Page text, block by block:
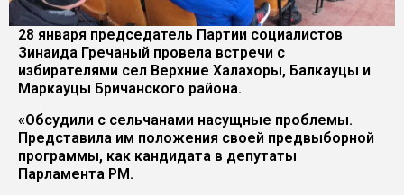
28 января председатель Партии социалистов
Зинаида Гречаный провела встречи с
избирателями сел Верхние Халахоры, Балкауцы и
Маркауцы Бричанского района.
«Обсудили с сельчанами насущные проблемы.
Представила им положения своей предвыборной
программы, как кандидата в депутаты
Парламента РМ.